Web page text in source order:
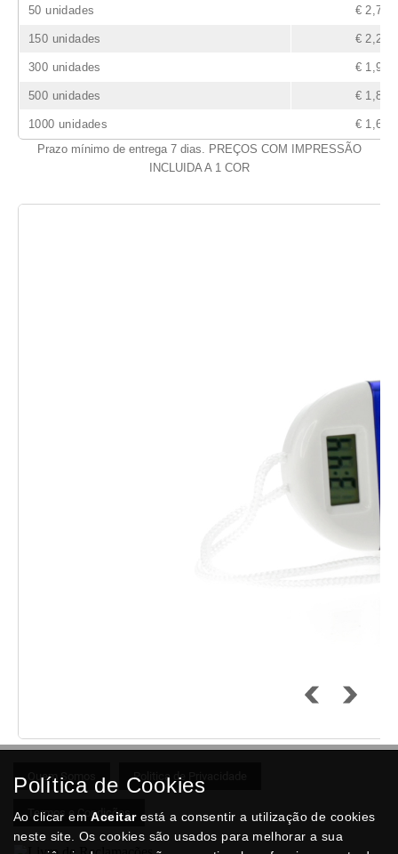
50 unidades € 2,77
150 unidades € 2,22
300 unidades € 1,97
500 unidades € 1,87
1000 unidades
€ 1,62
Prazo mínimo de entrega 7 dias. PREÇOS COM IMPRESSÃO
INCLUIDA A 1 COR
Quem Somos Politica de Privacidade
Termos e Condições
Política de Cookies
Ao clicar emAceitarestá a consentir a utilização de cookies
neste site. Os cookies são usados para melhorar a sua